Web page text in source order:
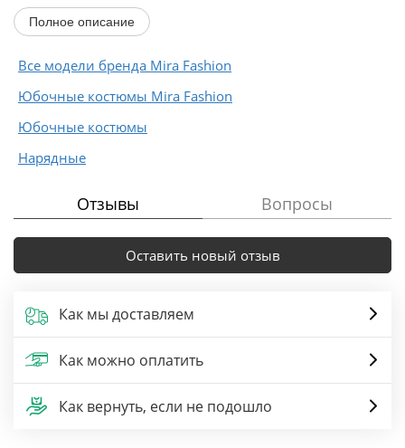
декоративного...
Полное описание
Все модели бренда Mira Fashion
Юбочные костюмы Mira Fashion
Юбочные костюмы
Нарядные
Отзывы Вопросы
Оставить новый отзыв
Как мы доставляем
Как можно оплатить
Как вернуть, если не подошло